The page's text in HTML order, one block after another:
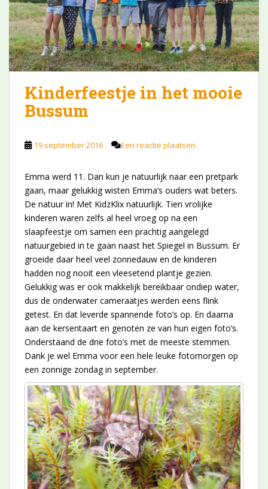
Kinderfeestje in het mooie
Bussum
19 september 2016 Een reactie plaatsen
Emma werd 11. Dan kun je natuurlijk naar een pretpark
gaan, maar gelukkig wisten Emma’s ouders wat beters.
De natuur in! Met KidzKlix natuurlijk. Tien vrolijke
kinderen waren zelfs al heel vroeg op na een
slaapfeestje om samen een prachtig aangelegd
natuurgebied in te gaan naast het Spiegel in Bussum. Er
groeide daar heel veel zonnedauw en de kinderen
hadden nog nooit een vleesetend plantje gezien.
Gelukkig was er ook makkelijk bereikbaar ondiep water,
dus de onderwater cameraatjes werden eens flink
getest. En dat leverde spannende foto’s op. En daarna
aan de kersentaart en genoten ze van hun eigen foto’s.
Onderstaand de drie foto’s met de meeste stemmen.
Dank je wel Emma voor een hele leuke fotomorgen op
een zonnige zondag in september.